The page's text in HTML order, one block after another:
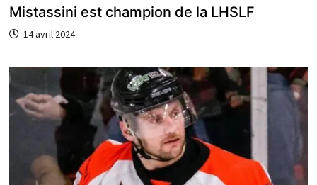
Mistassini est champion de la LHSLF
14 avril 2024